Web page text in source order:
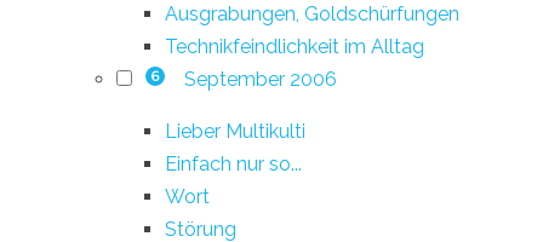
Ausgrabungen, Goldschürfungen
Technikfeindlichkeit im Alltag
6 September 2006
Lieber Multikulti
Einfach nur so...
Wort
Störung